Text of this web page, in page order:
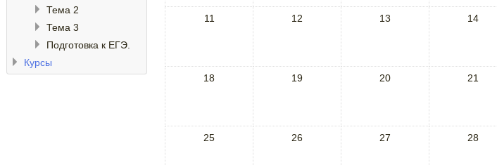
11 12 13 14
18 19 20 21
25 26 27 28
Тема 2
Тема 3
Подготовка к ЕГЭ.
Курсы